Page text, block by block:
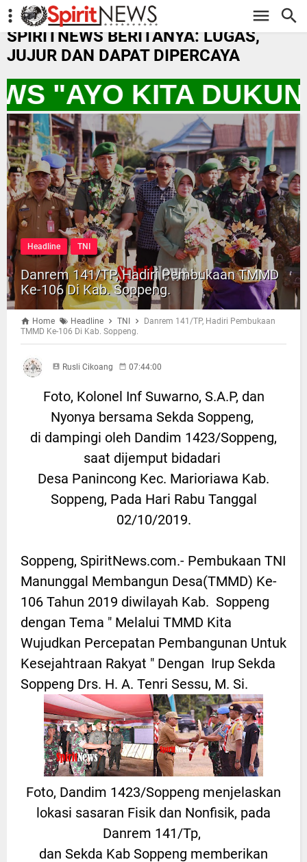
-->
SPIRITNEWS BERITANYA: LUGAS,
JUJUR DAN DAPAT DIPERCAYA
"AYO KITA
Headline TNI
Danrem 141/TP, Hadiri Pembukaan TMMD
Ke-106 Di Kab. Soppeng.
Home Headline TNI
Danrem 141/TP, Hadiri Pembukaan
TMMD Ke-106 Di Kab. Soppeng.
Rusli Cikoang 07:44:00
Foto, Kolonel Inf Suwarno, S.A.P, dan
Nyonya bersama Sekda Soppeng,
di dampingi oleh Dandim 1423/Soppeng,
saat dijemput bidadari
Desa Panincong Kec. Marioriawa Kab.
Soppeng, Pada Hari Rabu Tanggal
02/10/2019.
Soppeng, SpiritNews.com.- Pembukaan TNI
Manunggal Membangun Desa(TMMD) Ke-
106 Tahun 2019 diwilayah Kab. Soppeng
dengan Tema " Melalui TMMD Kita
Wujudkan Percepatan Pembangunan Untuk
Kesejahtraan Rakyat " Dengan Irup Sekda
Soppeng Drs. H. A. Tenri Sessu, M. Si.
Foto, Dandim 1423/Soppeng menjelaskan
lokasi sasaran Fisik dan Nonfisik, pada
Danrem 141/Tp,
dan Sekda Kab Soppeng memberikan